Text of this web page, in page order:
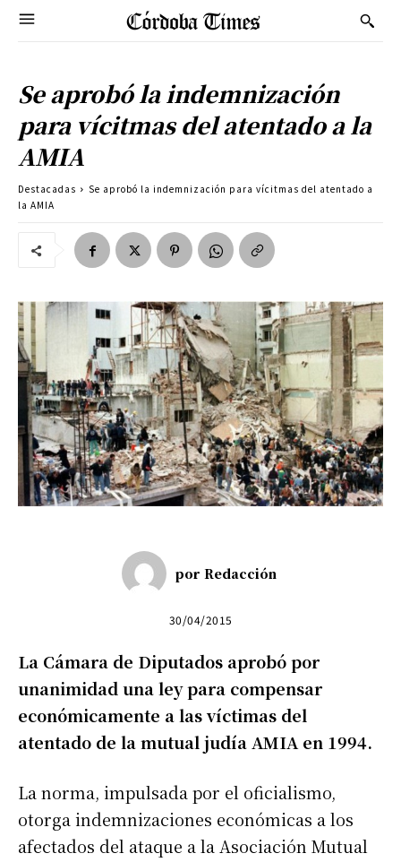
Se aprobó la indemnización
para vícitmas del atentado a la
AMIA
Destacadas
Se aprobó la indemnización para vícitmas del atentado a
la AMIA
por Redacción
30/04/2015
La Cámara de Diputados aprobó por
unanimidad una ley para compensar
económicamente a las víctimas del
atentado de la mutual judía AMIA en 1994.
La norma, impulsada por el oficialismo,
otorga indemnizaciones económicas a los
afectados del ataque a la Asociación Mutual